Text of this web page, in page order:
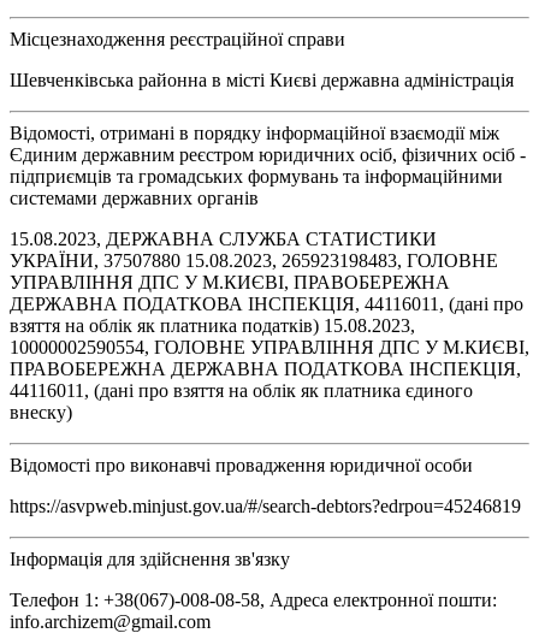
Місцезнаходження реєстраційної справи
Шевченківська районна в місті Києві державна адміністрація
Відомості, отримані в порядку інформаційної взаємодії між
Єдиним державним реєстром юридичних осіб, фізичних осіб -
підприємців та громадських формувань та інформаційними
системами державних органів
15.08.2023, ДЕРЖАВНА СЛУЖБА СТАТИСТИКИ
УКРАЇНИ, 37507880 15.08.2023, 265923198483, ГОЛОВНЕ
УПРАВЛІННЯ ДПС У М.КИЄВІ, ПРАВОБЕРЕЖНА
ДЕРЖАВНА ПОДАТКОВА ІНСПЕКЦІЯ, 44116011, (дані про
взяття на облік як платника податків) 15.08.2023,
10000002590554, ГОЛОВНЕ УПРАВЛІННЯ ДПС У М.КИЄВІ,
ПРАВОБЕРЕЖНА ДЕРЖАВНА ПОДАТКОВА ІНСПЕКЦІЯ,
44116011, (дані про взяття на облік як платника єдиного
внеску)
Відомості про виконавчі провадження юридичної особи
https://asvpweb.minjust.gov.ua/#/search-debtors?edrpou=45246819
Інформація для здійснення зв'язку
Телефон 1: +38(067)-008-08-58, Адреса електронної пошти:
info.archizem@gmail.com